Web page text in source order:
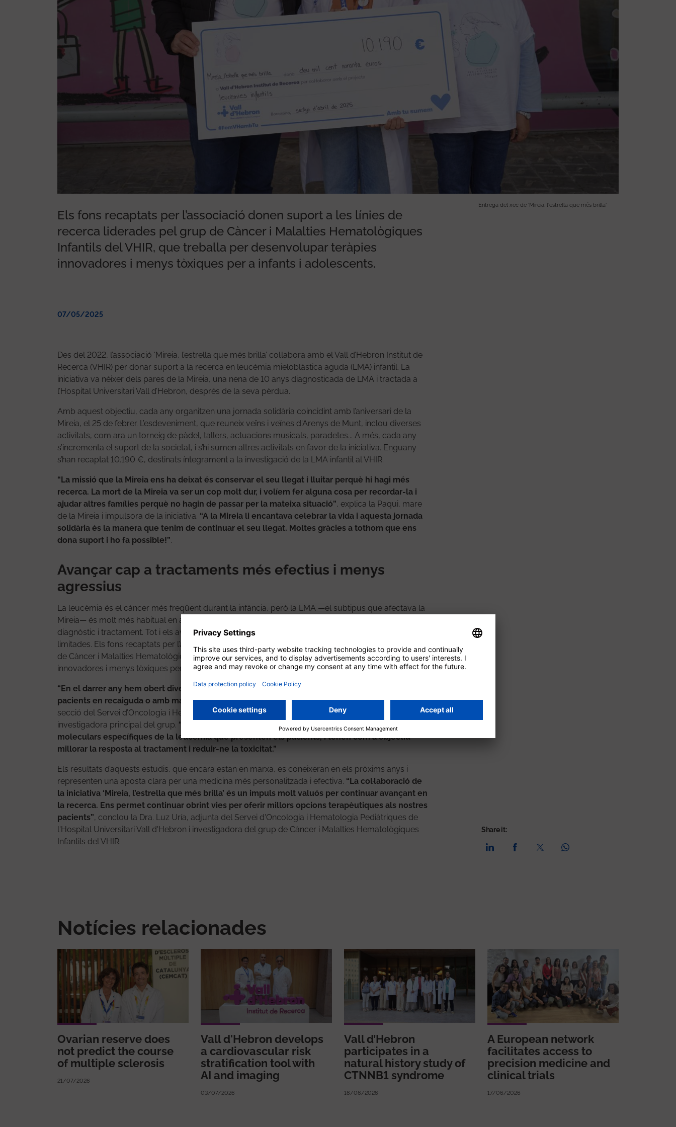
Entrega del xec de 'Mireia, l'estrella que més brilla'
Els fons recaptats per l’associació donen suport a les línies de
recerca liderades pel grup de Càncer i Malalties Hematològiques
Infantils del VHIR, que treballa per desenvolupar teràpies
innovadores i menys tòxiques per a infants i adolescents.
07/05/2025
Des del 2022, l’associació ‘Mireia, l’estrella que més brilla’ col·labora amb el Vall d’Hebron Institut de
Recerca (VHIR) per donar suport a la recerca en leucèmia mieloblàstica aguda (LMA) infantil. La
iniciativa va néixer dels pares de la Mireia, una nena de 10 anys diagnosticada de LMA i tractada a
l’Hospital Universitari Vall d’Hebron, després de la seva pèrdua.
Amb aquest objectiu, cada any organitzen una jornada solidària coincidint amb l’aniversari de la
Mireia, el 25 de febrer. L’esdeveniment, que reuneix veïns i veïnes d'Arenys de Munt, inclou diverses
activitats, com ara un torneig de pàdel, tallers, actuacions musicals, paradetes... A més, cada any
s’incrementa el suport de la societat, i s’hi sumen altres activitats en favor de la iniciativa. Enguany
s’han recaptat 10.190 €, destinats íntegrament a la investigació de la LMA infantil al VHIR.
“La missió que la Mireia ens ha deixat és conservar el seu llegat i lluitar perquè hi hagi més
recerca. La mort de la Mireia va ser un cop molt dur, i volíem fer alguna cosa per recordar-la i
ajudar altres famílies perquè no hagin de passar per la mateixa situació”, explica la Paqui, mare
de la Mireia i impulsora de la iniciativa. “A la Mireia li encantava celebrar la vida i aquesta jornada
solidària és la manera que tenim de continuar el seu llegat. Moltes gràcies a tothom que ens
dona suport i ho fa possible!”.
Avançar cap a tractaments més efectius i menys
agressius
La leucèmia és el càncer més freqüent durant la infància, però la LMA —el subtipus que afectava la
Mireia— és molt més habitual en adults. Quan apareix en infants, suposa un gran repte per al
diagnòstic i tractament. Tot i els avenços recents, les opcions terapèutiques continuen sent
limitades. Els fons recaptats per l’associació donen suport a les línies de recerca liderades pel grup
de Càncer i Malalties Hematològiques Infantils del VHIR, que treballa per desenvolupar teràpies
innovadores i menys tòxiques per a infants i adolescents amb la malaltia.
“En el darrer any hem obert diversos assaigs clínics tant en primera línia de tractament com en
pacients en recaiguda o amb malaltia refractària”, explica la Dra. Cristina Díaz de Heredia, cap de
secció del Servei d’Oncologia i Hematologia Pediàtriques de l’Hospital Universitari Vall d’Hebron i
investigadora principal del grup. “Aquests assaigs inclouen tractaments dirigits a dianes
moleculars específiques de la leucèmia que presenten els pacients, i tenen com a objectiu
millorar la resposta al tractament i reduir-ne la toxicitat.”
Els resultats d’aquests estudis, que encara estan en marxa, es coneixeran en els pròxims anys i
representen una aposta clara per una medicina més personalitzada i efectiva. “La col·laboració de
la iniciativa ‘Mireia, l’estrella que més brilla’ és un impuls molt valuós per continuar avançant en
la recerca. Ens permet continuar obrint vies per oferir millors opcions terapèutiques als nostres
pacients”, conclou la Dra. Luz Uría, adjunta del Servei d'Oncologia i Hematologia Pediàtriques de
l'Hospital Universitari Vall d'Hebron i investigadora del grup de Càncer i Malalties Hematològiques
Infantils del VHIR.
Share it:
Notícies relacionades
Ovarian reserve does
not predict the course
of multiple sclerosis
21/07/2026
Vall d'Hebron develops
a cardiovascular risk
stratification tool with
AI and imaging
03/07/2026
Vall d’Hebron
participates in a
natural history study of
CTNNB1 syndrome
18/06/2026
A European network
facilitates access to
precision medicine and
clinical trials
17/06/2026